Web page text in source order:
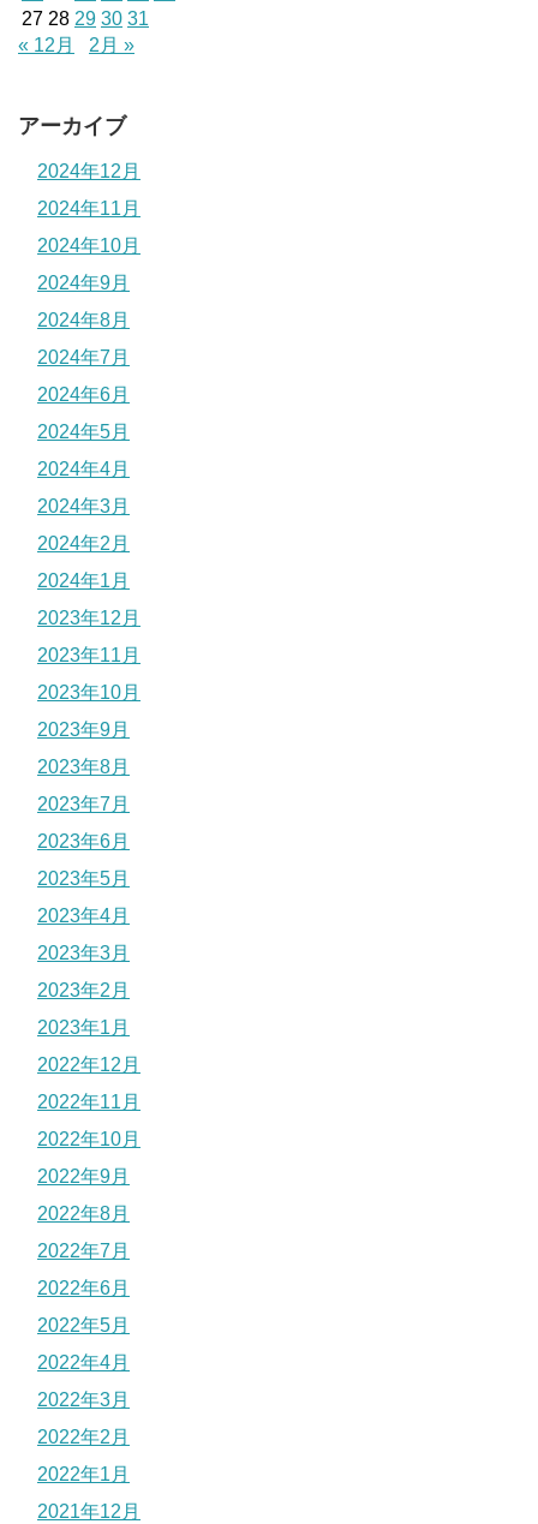
27 28 29 30 31
« 12月
2月 »
アーカイブ
2024年12月
2024年11月
2024年10月
2024年9月
2024年8月
2024年7月
2024年6月
2024年5月
2024年4月
2024年3月
2024年2月
2024年1月
2023年12月
2023年11月
2023年10月
2023年9月
2023年8月
2023年7月
2023年6月
2023年5月
2023年4月
2023年3月
2023年2月
2023年1月
2022年12月
2022年11月
2022年10月
2022年9月
2022年8月
2022年7月
2022年6月
2022年5月
2022年4月
2022年3月
2022年2月
2022年1月
2021年12月